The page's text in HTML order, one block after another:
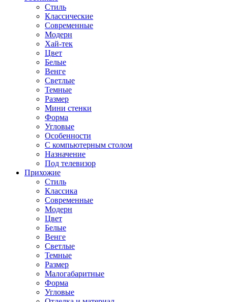
Стиль
Классические
Современные
Модерн
Хай-тек
Цвет
Белые
Венге
Светлые
Темные
Размер
Мини стенки
Форма
Угловые
Особенности
С компьютерным столом
Назначение
Под телевизор
Прихожие
Стиль
Классика
Современные
Модерн
Цвет
Белые
Венге
Светлые
Темные
Размер
Малогабаритные
Форма
Угловые